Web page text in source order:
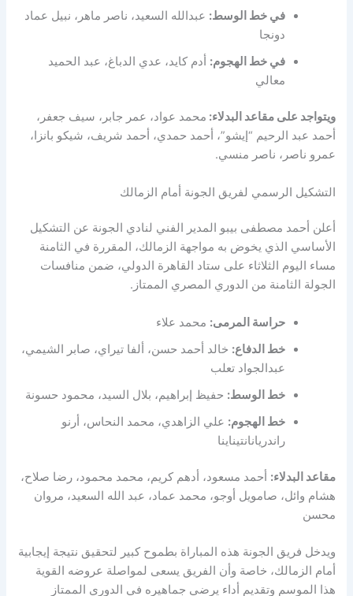
في خط الوسط: عبدالله السعيد، ناصر ماهر، نبيل عماد
دونجا
في خط الهجوم: أدم كايد، عدي الدباغ، عبد الحميد
معالي
ويتواجد على مقاعد البدلاء: محمد عواد، عمر جابر، سيف جعفر،
أحمد عبد الرحيم “إيشو”، أحمد حمدي، أحمد شريف، شيكو بانزا،
عمرو ناصر، ناصر منسي.
التشكيل الرسمي لفريق الجونة أمام الزمالك
أعلن أحمد مصطفى بيبو المدير الفني لنادي الجونة عن التشكيل
الأساسي الذي يخوض به مواجهة الزمالك، المقررة في الثامنة
مساء اليوم الثلاثاء على ستاد القاهرة الدولي، ضمن منافسات
الجولة الثامنة من الدوري المصري الممتاز.
حراسة المرمى: محمد علاء
خط الدفاع: خالد أحمد حسن، ألفا تيراي، صابر الشيمي،
عبدالجواد تعلب
خط الوسط: حفيظ إبراهيم، بلال السيد، محمود حسونة
خط الهجوم: علي الزاهدي، محمد النحاس، أرنو
راندريانانتيناينا
مقاعد البدلاء: أحمد مسعود، أدهم كريم، محمد محمود، رضا صلاح،
هشام وائل، صامويل أوجو، محمد عماد، عبد الله السعيد، مروان
محسن
ويدخل فريق الجونة هذه المباراة بطموح كبير لتحقيق نتيجة إيجابية
أمام الزمالك، خاصة وأن الفريق يسعى لمواصلة عروضه القوية
هذا الموسم وتقديم أداء يرضي جماهيره في الدوري الممتاز